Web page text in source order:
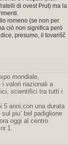
di ovest Prut) ma la
romeno (se non per
ciò non significa però
presumo, il tovarišč
mondiale,
i valori nazionali a
scientifici tra tutti i
5 anni,con una durata
piu’ bel padiglione
oggi al centro